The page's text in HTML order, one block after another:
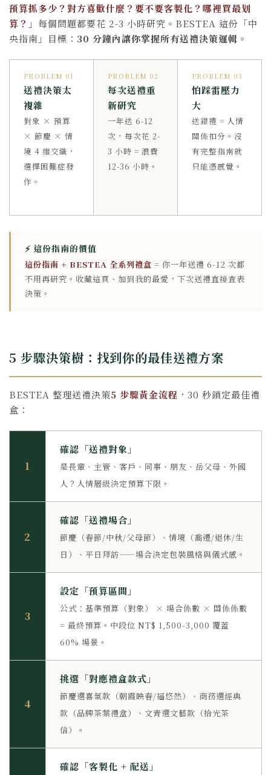
預算抓多少？對方喜歡什麼？要不要客製化？哪裡買最划
算？」 每個問題都要花 2-3 小時研究。BESTEA 這份「中
央指南」目標： 30 分鐘內讓你掌握所有送禮決策邏輯 。
PROBLEM 01
送禮決策太
複雜
對象 × 預算
× 節慶 × 情
境 4 維交織，
選擇困難症發
作。
PROBLEM 02
每次送禮重
新研究
一年送 6-12
次，每次花 2-
3 小時 = 浪費
12-36 小時。
PROBLEM 03
怕踩雷壓力
大
送錯禮 = 人情
關係扣分。沒
有完整指南就
只能憑感覺。
⚡ 這份指南的價值
這份指南 + BESTEA 全系列禮盒 = 你一年送禮 6-12 次都
不用再研究。收藏這頁、加到我的最愛，下次送禮直接查表
決策。
5 步驟決策樹：找到你的最佳送禮方案
BESTEA 整理送禮決策5 步驟黃金流程 ，30 秒鎖定最佳禮
盒：
1
確認「送禮對象」
是長輩、主管、客戶、同事、朋友、岳父母、外國
人？人情層級決定預算下限。
2
確認「送禮場合」
節慶（春節/中秋/父母節）、情境（喬遷/退休/生
日）、平日拜訪——場合決定包裝風格與儀式感。
3
設定「預算區間」
公式：基準預算（對象） × 場合係數 × 關係係數
= 最終預算。中段位 NT$ 1,500-3,000 覆蓋
60% 場景。
4
挑選「對應禮盒款式」
節慶選喜氣款（朝霞映春/福悠然）、商務選經典
款（品牌茶葉禮盒）、文青選文藝款（拾光茶
信）。
確認「客製化 + 配送」